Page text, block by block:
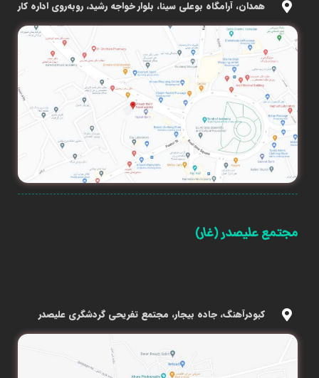
همدان، آرامگاه بوعلی سینا، بلوار خواجه رشید، روبه‌روی اداره کار
مجتمع علیصدر (غار)
کبودرآهنگ، جاده بیجار، مجتمع تفریحی گردشگری علیصدر